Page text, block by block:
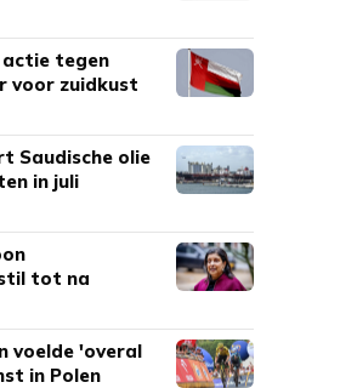
actie tegen
voor zuidkust
Saudische olie
in juli
tot na
voelde 'overal
in Polen